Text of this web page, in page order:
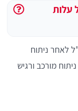
עלות
לאחר ניתוח
מורכב ורגיש